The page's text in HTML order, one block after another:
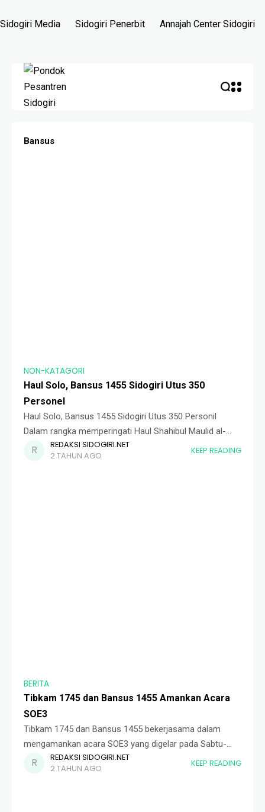
Sidogiri Media Sidogiri Penerbit Annajah Center Sidogiri
Bansus
NON-KATAGORI
Haul Solo, Bansus 1455 Sidogiri Utus 350
Personel
Haul Solo, Bansus 1455 Sidogiri Utus 350 Personil
Dalam rangka memperingati Haul Shahibul Maulid al-
Habib Ali bin Muhammad al-Habsyi, Bansus 1455
Sidogiri ikut berkontribusi dalam menjaga ketertiban dan
REDAKSI SIDOGIRI.NET
2 TAHUN AGO
KEEP READING
BERITA
Tibkam 1745 dan Bansus 1455 Amankan Acara
SOE3
Tibkam 1745 dan Bansus 1455 bekerjasama dalam
mengamankan acara SOE3 yang digelar pada Sabtu-
Ahad (28-29/09) ini. Panitia SOE3 menggandeng Tibkam
1745 untuk pengamanan acara saat di area Pondok
REDAKSI SIDOGIRI.NET
2 TAHUN AGO
KEEP READING